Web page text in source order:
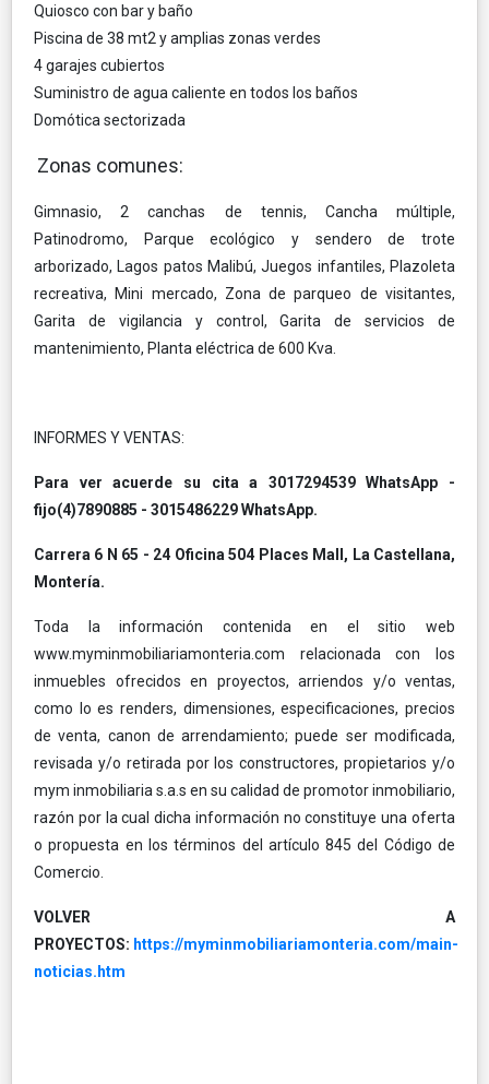
Quiosco con bar y baño
Piscina de 38 mt2 y amplias zonas verdes
4 garajes cubiertos
Suministro de agua caliente en todos los baños
Domótica sectorizada
Zonas comunes:
Gimnasio, 2 canchas de tennis, Cancha múltiple,
Patinodromo, Parque ecológico y sendero de trote
arborizado, Lagos patos Malibú, Juegos infantiles, Plazoleta
recreativa, Mini mercado, Zona de parqueo de visitantes,
Garita de vigilancia y control, Garita de servicios de
mantenimiento, Planta eléctrica de 600 Kva.
INFORMES Y VENTAS:
Para ver acuerde su cita a 3017294539 WhatsApp -
fijo(4)7890885 - 3015486229 WhatsApp.
Carrera 6 N 65 - 24 Oficina 504 Places Mall, La Castellana,
Montería.
Toda la información contenida en el sitio web
www.myminmobiliariamonteria.com relacionada con los
inmuebles ofrecidos en proyectos, arriendos y/o ventas,
como lo es renders, dimensiones, especificaciones, precios
de venta, canon de arrendamiento; puede ser modificada,
revisada y/o retirada por los constructores, propietarios y/o
mym inmobiliaria s.a.s en su calidad de promotor inmobiliario,
razón por la cual dicha información no constituye una oferta
o propuesta en los términos del artículo 845 del Código de
Comercio.
VOLVER A
PROYECTOS: https://myminmobiliariamonteria.com/main-
noticias.htm